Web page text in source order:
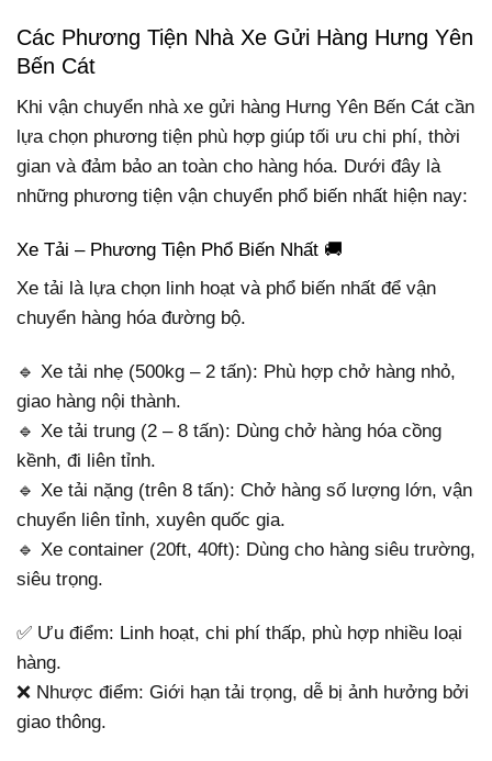
Các Phương Tiện Nhà Xe Gửi Hàng Hưng Yên
Bến Cát
Khi vận chuyển nhà xe gửi hàng Hưng Yên Bến Cát cần
lựa chọn phương tiện phù hợp giúp tối ưu chi phí, thời
gian và đảm bảo an toàn cho hàng hóa. Dưới đây là
những phương tiện vận chuyển phổ biến nhất hiện nay:
Xe Tải – Phương Tiện Phổ Biến Nhất 🚚
Xe tải là lựa chọn linh hoạt và phổ biến nhất để vận
chuyển hàng hóa đường bộ.
🔹 Xe tải nhẹ (500kg – 2 tấn): Phù hợp chở hàng nhỏ,
giao hàng nội thành.
🔹 Xe tải trung (2 – 8 tấn): Dùng chở hàng hóa cồng
kềnh, đi liên tỉnh.
🔹 Xe tải nặng (trên 8 tấn): Chở hàng số lượng lớn, vận
chuyển liên tỉnh, xuyên quốc gia.
🔹 Xe container (20ft, 40ft): Dùng cho hàng siêu trường,
siêu trọng.
✅ Ưu điểm: Linh hoạt, chi phí thấp, phù hợp nhiều loại
hàng.
❌ Nhược điểm: Giới hạn tải trọng, dễ bị ảnh hưởng bởi
giao thông.